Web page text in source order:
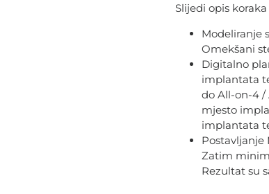
Slijedi opis
Modeliranje
Omekšani
Digitalno
implantata
do All-on-4 /
mjesto
implantata
Postavljanje
Zatim
Rezultat su